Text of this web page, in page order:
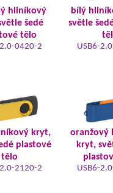
hliníkový
šedé
tělo
0420-2
bílý
světle
USB6-
kryt,
plastové
tělo
2120-2
oranžový
kryt,
USB6-